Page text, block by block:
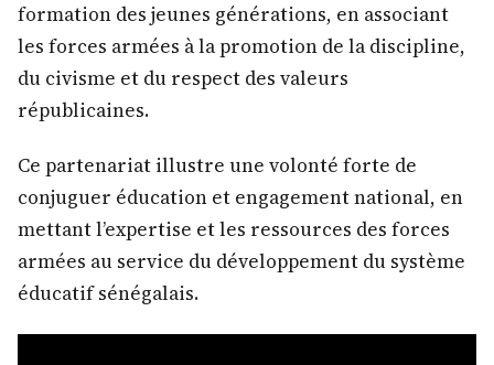
formation des jeunes générations, en associant
les forces armées à la promotion de la discipline,
du civisme et du respect des valeurs
républicaines.
Ce partenariat illustre une volonté forte de
conjuguer éducation et engagement national, en
mettant l’expertise et les ressources des forces
armées au service du développement du système
éducatif sénégalais.